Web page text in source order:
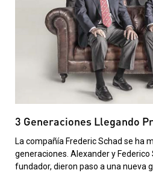
3 Generaciones Llegando
La compañía Frederic Schad se ha
generaciones. Alexander y Federico
fundador, dieron paso a una nueva